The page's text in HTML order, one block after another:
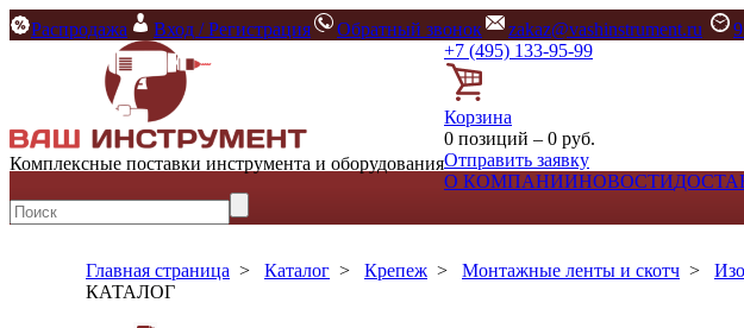
Распродажа Вход / Регистрация Обратный звонок zakaz@vashinstrument.ru
Комплексные поставки инструмента и оборудования
+7 (495) 133-95-99
Корзина
0 позиций – 0 руб.
Отправить заявку
О КОМПАНИИНОВОСТИ
Главная страница > Каталог > Крепеж > Монтажные ленты и скотч >
КАТАЛОГ